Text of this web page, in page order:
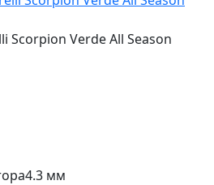
Verde All Season
4.3 мм